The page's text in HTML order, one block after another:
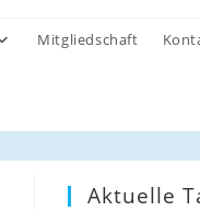
Mitgliedschaft
Aktuelle